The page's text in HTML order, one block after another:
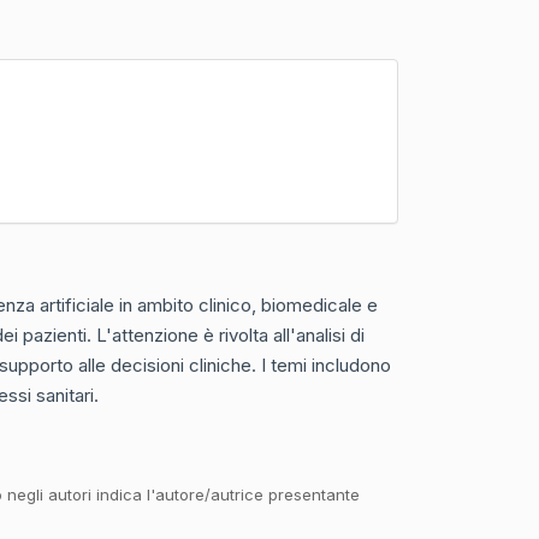
artificiale in ambito clinico, biomedicale e
pazienti. L'attenzione è rivolta all'analisi di
alle decisioni cliniche. I temi includono
sanitari.
autori indica l'autore/autrice presentante